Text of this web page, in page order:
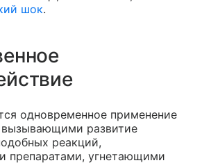
шок.
одновременное применение
вызывающими развитие
реакций,
препаратами, угнетающими